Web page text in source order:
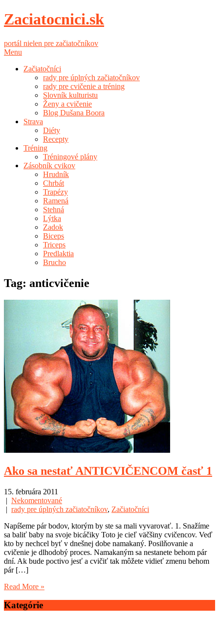
Zaciatocnici.sk
portál nielen pre začiatočníkov
Menu
Začiatočníci
rady pre úplných začiatočníkov
rady pre cvičenie a tréning
Slovník kulturistu
Ženy a cvičenie
Blog Dušana Boora
Strava
Diéty
Recepty
Tréning
Tréningové plány
Zásobník cvikov
Hrudník
Chrbát
Trapézy
Ramená
Stehná
Lýtka
Zadok
Biceps
Triceps
Predlaktia
Brucho
Tag: anticvičenie
Ako sa nestať ANTICVIČENCOM časť 1
15. februára 2011
| Nekomentované
| rady pre úplných začiatočníkov, Začiatočníci
Napíšeme pár bodov, ktorým by ste sa mali vyvarovať. 1. Snažíme
sa baliť baby na svoje bicáčiky Toto je cieľ väčšiny cvičencov. Veď
kto by nechcel byť v dnešnej dobe namakaný. Posilňovanie a
cvičenie je dlhodobý proces. Namakaným sa nestanete behom pár
dní. Ak bude poctivo jesť a cvičiť tak môžete vidieť zmenu behom
pár […]
Read More »
Kategórie